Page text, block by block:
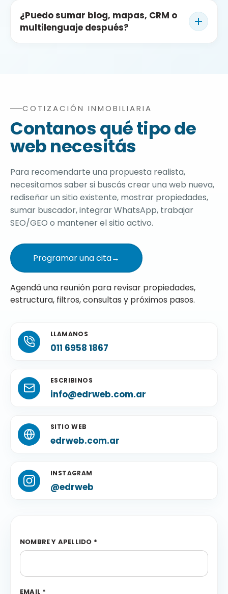
artificial.
formularios de consulta, botones en fichas de
propiedades, llamados a tasación y enlaces de
¿Puedo sumar blog, mapas, CRM o
multilenguaje después?
Formulario completo para solicitar cotización de
COTIZACIÓN INMOBILIARIA
Contanos qué tipo de
web necesitás
Para recomendarte una propuesta realista,
necesitamos saber si buscás crear una web nueva,
rediseñar un sitio existente, mostrar propiedades,
sumar buscador, integrar WhatsApp, trabajar
SEO/GEO o mantener el sitio activo.
Programar una cita→
Agendá una reunión para revisar propiedades,
estructura, filtros, consultas y próximos pasos.
LLAMANOS
011 6958 1867
ESCRIBINOS
info@edrweb.com.ar
SITIO WEB
edrweb.com.ar
INSTAGRAM
@edrweb
NOMBRE Y APELLIDO *
EMAIL *